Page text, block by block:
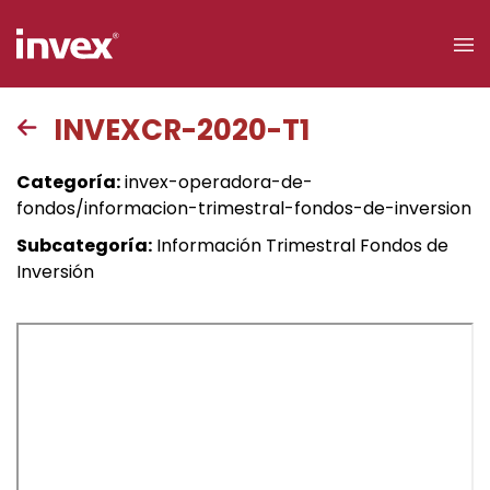
Acceso a
clientes
Buscar
INVEXCR-2020-T1
Categoría:invex-operadora-de-
fondos/informacion-trimestral-fondos-de-inversion
Subcategoría: Información Trimestral Fondos de
Inversión